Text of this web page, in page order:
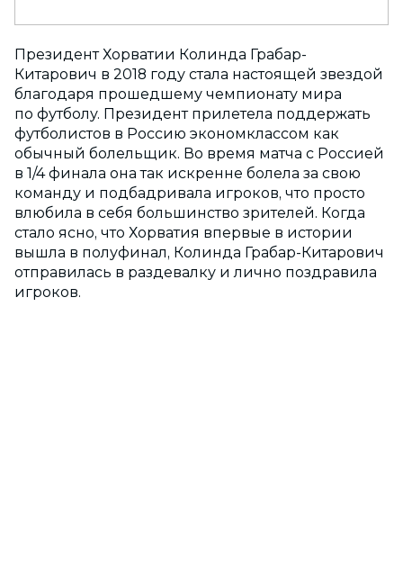
Президент Хорватии Колинда Грабар-
Китарович в 2018 году стала настоящей звездой
благодаря прошедшему чемпионату мира
по футболу. Президент прилетела поддержать
футболистов в Россию экономклассом как
обычный болельщик. Во время матча с Россией
в 1/4 финала она так искренне болела за свою
команду и подбадривала игроков, что просто
влюбила в себя большинство зрителей. Когда
стало ясно, что Хорватия впервые в истории
вышла в полуфинал, Колинда Грабар-Китарович
отправилась в раздевалку и лично поздравила
игроков.